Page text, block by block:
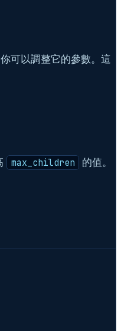
可以調整它的參數。這
max_children 的值。